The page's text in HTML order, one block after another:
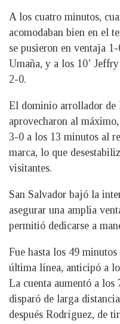
A los cuatro minutos,
acomodaban bien en el
se pusieron en ventaja
Umaña, y a los 10’
2-0.
El dominio arrollador de
aprovecharon al
3-0 a los 13 minutos al
marca, lo que
visitantes.
San Salvador bajó la
asegurar una amplia
permitió dedicarse a
Fue hasta los 49
última línea, anticipó a
La cuenta aumentó a
disparó de larga
después Rodríguez, de